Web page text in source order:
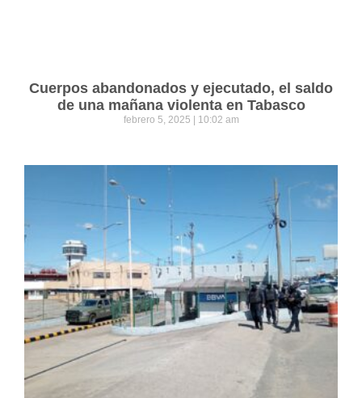
Cuerpos abandonados y ejecutado, el saldo
de una mañana violenta en Tabasco
febrero 5, 2025 10:02 am